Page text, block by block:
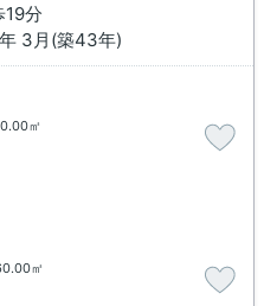
19分
3月(築43年)
㎡
㎡